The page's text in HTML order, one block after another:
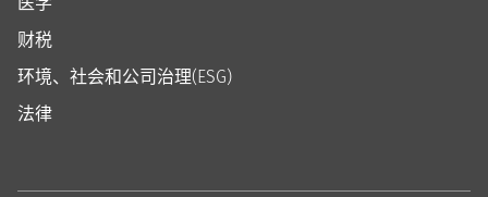
财税
环境、社会和公司治理(ESG)
法律